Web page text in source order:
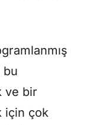
bu
ve bir
için çok